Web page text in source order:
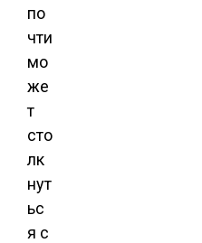
по
чти
мо
же
т
сто
лк
нут
ьс
я с